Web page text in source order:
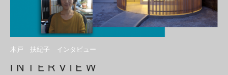
木戸 扶紀子 インタビュー